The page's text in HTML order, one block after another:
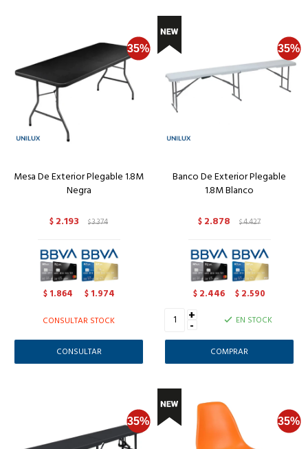
Mesa De Exterior Plegable 1.8M
Negra
$ 2.193 $3.374
$ 1.864 $ 1.974
CONSULTAR STOCK
CONSULTAR
Banco De Exterior Plegable
1.8M Blanco
$ 2.878 $4.427
$ 2.446 $ 2.590
+
- EN STOCK